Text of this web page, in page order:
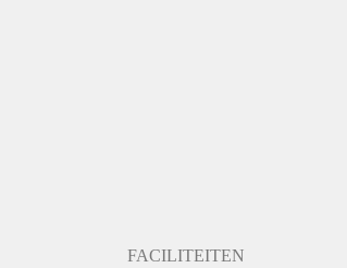
FACILITEITEN